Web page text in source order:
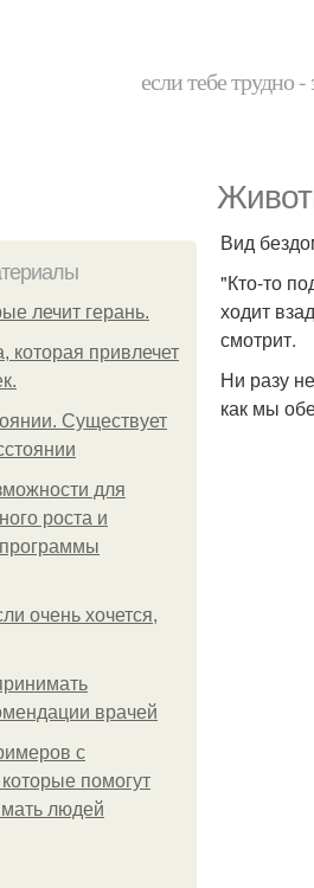
если тебе трудно
лечит герань.
которая привлечет
Существует
для
роста и
очень хочется,
врачей
с
помогут
людей
Вид
"Кто-то
ходит
смотрит.
Ни разу
как мы